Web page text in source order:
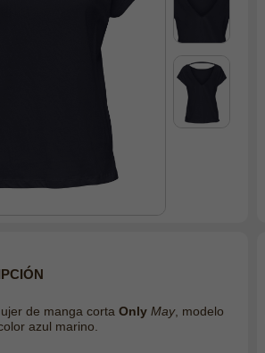
de manga corta Only May, modelo
azul marino.